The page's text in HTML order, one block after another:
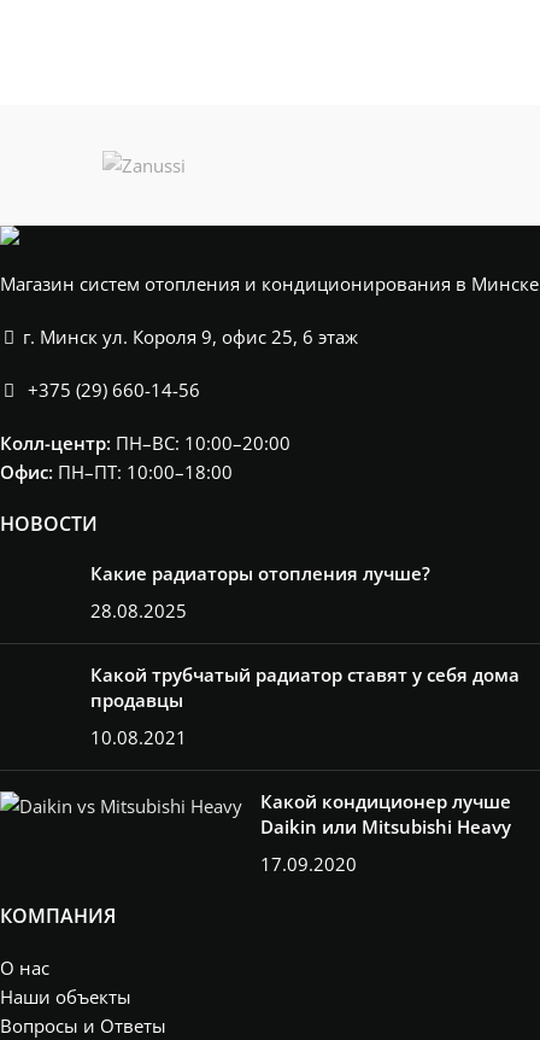
Магазин систем отопления и кондиционирования в Минске
г. Минск ул. Короля 9, офис 25, 6 этаж
+375 (29) 660-14-56
Колл-центр: ПН–ВС: 10:00–20:00​
Офис: ПН–ПТ: 10:00–18:00
НОВОСТИ
Какие радиаторы отопления лучше?
28.08.2025
Какой трубчатый радиатор ставят у себя дома
продавцы
10.08.2021
Какой кондиционер лучше
Daikin или Mitsubishi Heavy
17.09.2020
КОМПАНИЯ
О нас
Наши объекты
Вопросы и Ответы